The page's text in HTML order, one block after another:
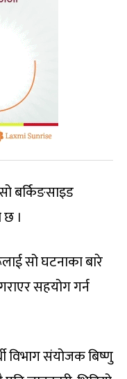
बर्किङसाइड
छ ।
सो घटनाका बारे
सहयोग गर्न
विभाग संयोजक बिष्णु